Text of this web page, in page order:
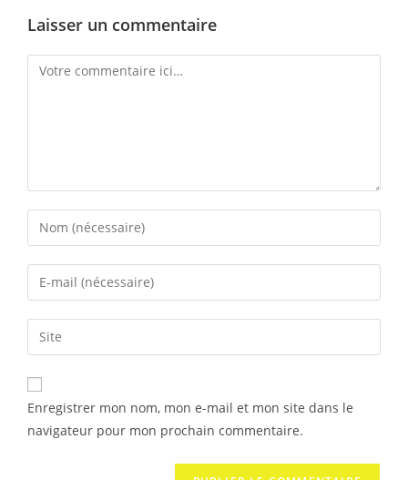
Laisser un commentaire
Enregistrer mon nom, mon e-mail et mon site dans le
navigateur pour mon prochain commentaire.